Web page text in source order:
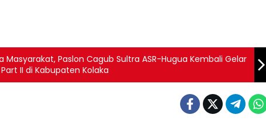
Masyarakat, Paslon Cagub Sultra ASR-Hugua Kembali Gelar
II di Kabupaten Kolaka